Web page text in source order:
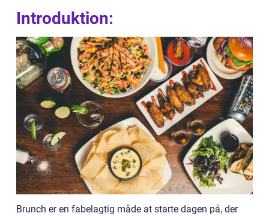
Introduktion:
Brunch er en fabelagtig måde at starte dagen på, der